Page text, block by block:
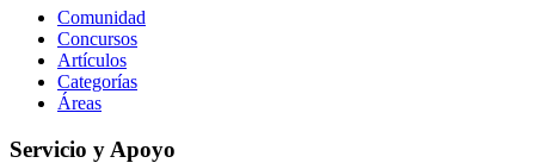
Comunidad
Concursos
Artículos
Categorías
Áreas
Servicio y Apoyo